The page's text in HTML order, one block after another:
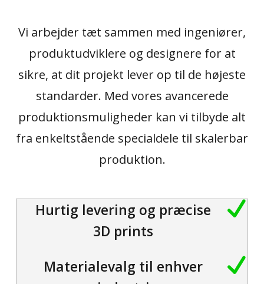
Vi arbejder tæt sammen med ingeniører,
produktudviklere og designere for at
sikre, at dit projekt lever op til de højeste
standarder. Med vores avancerede
produktionsmuligheder kan vi tilbyde alt
fra enkeltstående specialdele til skalerbar
produktion.
Hurtig levering og præcise
3D prints
Materialevalg til enhver